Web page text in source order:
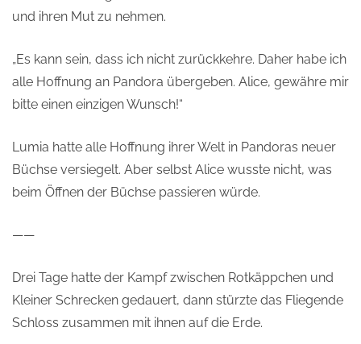
und ihren Mut zu nehmen.
„Es kann sein, dass ich nicht zurückkehre. Daher habe ich
alle Hoffnung an Pandora übergeben. Alice, gewähre mir
bitte einen einzigen Wunsch!“
Lumia hatte alle Hoffnung ihrer Welt in Pandoras neuer
Büchse versiegelt. Aber selbst Alice wusste nicht, was
beim Öffnen der Büchse passieren würde.
——
Drei Tage hatte der Kampf zwischen Rotkäppchen und
Kleiner Schrecken gedauert, dann stürzte das Fliegende
Schloss zusammen mit ihnen auf die Erde.